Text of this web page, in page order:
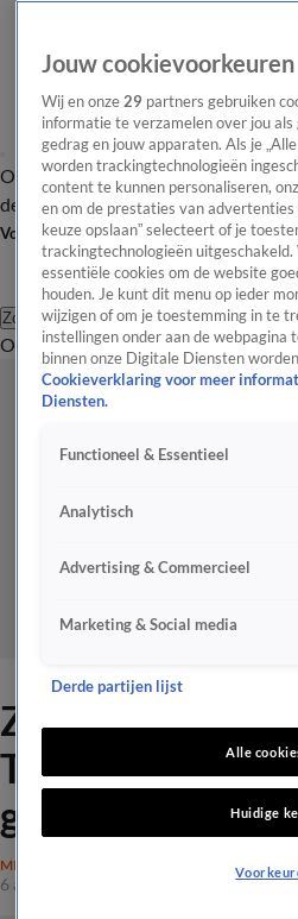
OverzichtAfleveringen Entertainment
de redactieNieuwsbrief
Volg Shownieuws
Zoeken
OverzichtEntertainment
ZIEN: Vriendin
Temptation-
MISDAAD
6 apr 2022, 16:23
Jouw cookievoorkeuren
Wij en onze 29 partners gebruiken
informatie te verzamelen over jou
gedrag en jouw apparaten. Als je
worden trackingtechnologieën
content te kunnen personaliseren,
en om de prestaties van
keuze opslaan” selecteert of je
trackingtechnologieën
essentiële cookies om de website
houden. Je kunt dit menu op ieder
wijzigen of om je toestemming in te
instellingen onder aan de webpagina
binnen onze Digitale Diensten
Cookieverklaring voor meer
Diensten.
Functioneel & Essentieel
Analytisch
Advertising & Commercieel
Marketing & Social media
Derde partijen lijst
Alle
Huidige